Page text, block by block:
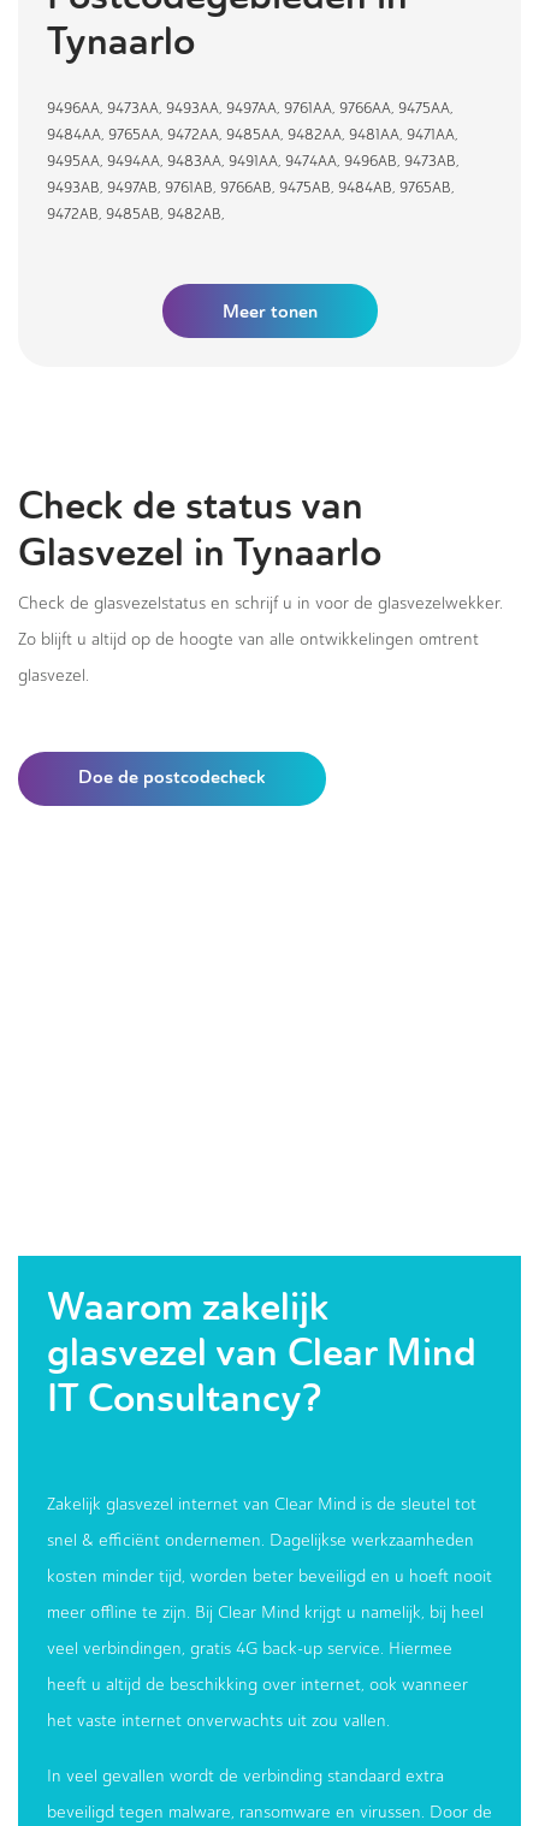
Tynaarlo
9496AA, 9473AA, 9493AA, 9497AA, 9761AA, 9766AA, 9475AA,
9484AA, 9765AA, 9472AA, 9485AA, 9482AA, 9481AA, 9471AA,
9495AA, 9494AA, 9483AA, 9491AA, 9474AA, 9496AB, 9473AB,
9493AB, 9497AB, 9761AB, 9766AB, 9475AB, 9484AB, 9765AB,
9472AB, 9485AB, 9482AB,
Meer tonen
Check de status van
Glasvezel in Tynaarlo
Check de glasvezelstatus en schrijf u in voor de glasvezelwekker.
Zo blijft u altijd op de hoogte van alle ontwikkelingen omtrent
glasvezel.
Doe de postcodecheck
Waarom zakelijk
glasvezel van Clear Mind
IT Consultancy?
Zakelijk glasvezel internet van Clear Mind is de sleutel tot
snel & efficiënt ondernemen. Dagelijkse werkzaamheden
kosten minder tijd, worden beter beveiligd en u hoeft nooit
meer offline te zijn. Bij Clear Mind krijgt u namelijk, bij heel
veel verbindingen, gratis 4G back-up service. Hiermee
heeft u altijd de beschikking over internet, ook wanneer
het vaste internet onverwachts uit zou vallen.
In veel gevallen wordt de verbinding standaard extra
beveiligd tegen malware, ransomware en virussen. Door de